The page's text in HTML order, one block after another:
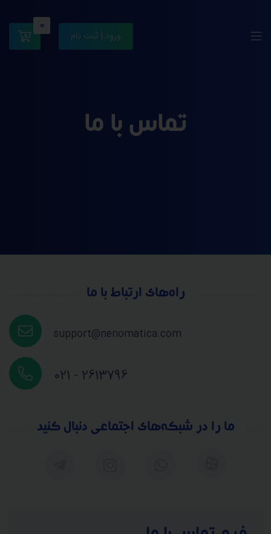
ورود | ثبت نام
0
تماس با ما
راه‌های ارتباط با ما
support@nenomatica.com
021 - 2613796
ما را در شبکه‌های اجتماعی دنبال کنید